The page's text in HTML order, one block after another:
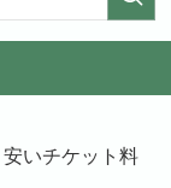
いチケット料